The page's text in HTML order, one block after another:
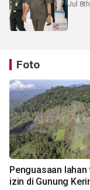
Jul 8th
Foto
Penguasaan lahan
izin di Gunung